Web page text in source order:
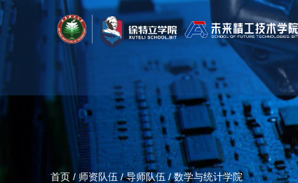
首页 /师资队伍/导师队伍/数学与统计学院